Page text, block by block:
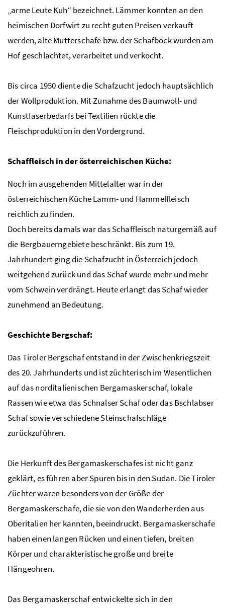
„arme Leute Kuh“ bezeichnet. Lämmer konnten an den
heimischen Dorfwirt zu recht guten Preisen verkauft
werden, alte Mutterschafe bzw. der Schafbock wurden am
Hof geschlachtet, verarbeitet und verkocht.
Bis circa 1950 diente die Schafzucht jedoch hauptsächlich
der Wollproduktion. Mit Zunahme des Baumwoll- und
Kunstfaserbedarfs bei Textilien rückte die
Fleischproduktion in den Vordergrund.
Schaffleisch in der österreichischen Küche:
Noch im ausgehenden Mittelalter war in der
österreichischen Küche Lamm- und Hammelfleisch
reichlich zu finden.
Doch bereits damals war das Schaffleisch naturgemäß auf
die Bergbauerngebiete beschränkt. Bis zum 19.
Jahrhundert ging die Schafzucht in Österreich jedoch
weitgehend zurück und das Schaf wurde mehr und mehr
vom Schwein verdrängt. Heute erlangt das Schaf wieder
zunehmend an Bedeutung.
Geschichte Bergschaf:
Das Tiroler Bergschaf entstand in der Zwischenkriegszeit
des 20. Jahrhunderts und ist züchterisch im Wesentlichen
auf das norditalienischen Bergamaskerschaf, lokale
Rassen wie etwa das Schnalser Schaf oder das Bschlabser
Schaf sowie verschiedene Steinschafschläge
zurückzuführen.
Die Herkunft des Bergamaskerschafes ist nicht ganz
geklärt, es führen aber Spuren bis in den Sudan. Die Tiroler
Züchter waren besonders von der Größe der
Bergamaskerschafe, die sie von den Wanderherden aus
Oberitalien her kannten, beeindruckt. Bergamaskerschafe
haben einen langen Rücken und einen tiefen, breiten
Körper und charakteristische große und breite
Hängeohren.
Das Bergamaskerschaf entwickelte sich in den